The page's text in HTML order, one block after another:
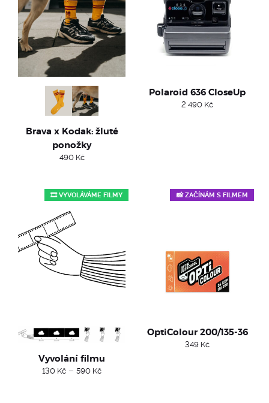
Brava x Kodak: žluté
ponožky
490 Kč
Polaroid 636 CloseUp
2 490 Kč
🎞️ VYVOLÁVÁME FILMY
Vyvolání filmu
130 Kč – 590 KčPrice
📸 ZAČÍNÁM S FILMEM
OptiColour 200/135-36
349 Kč